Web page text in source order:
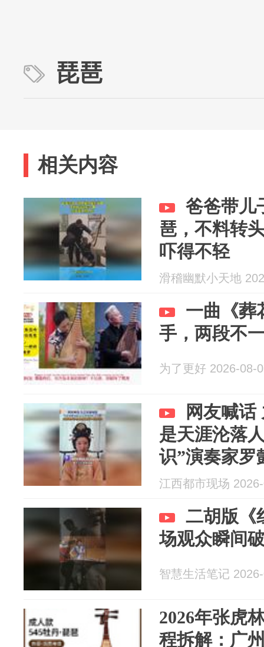
琵琶
相关内容
爸爸带儿
琶，不料转
吓得不轻
滑稽幽默小天地
一曲《葬
手，两段不
为了更好 2026-08-
网友喊话
是天涯沦落
识”演奏家罗
年的对话
江西都市现场
二胡版《
场观众瞬间
智慧生活笔记
2026年张虎
程拆解：广